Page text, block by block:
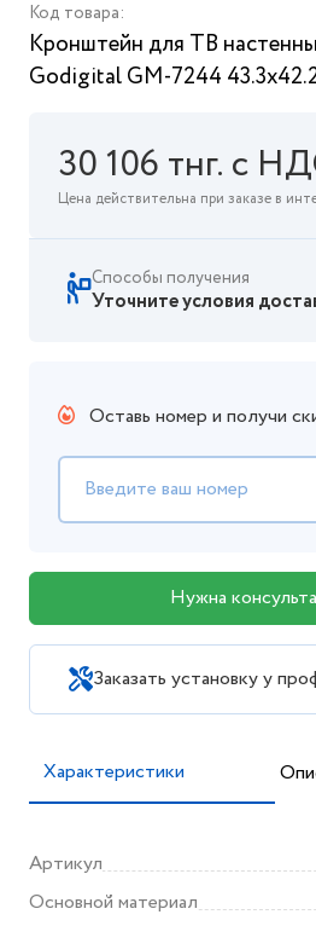
Код товара:
Кронштейн для ТВ
Godigital GM-7244
30 106 тнг. с
Цена действительна при заказе в
Способы получения
Уточните условия
Оставь номер и получи
Нужна
Заказать установку у
Характеристики
Артикул
Основной материал